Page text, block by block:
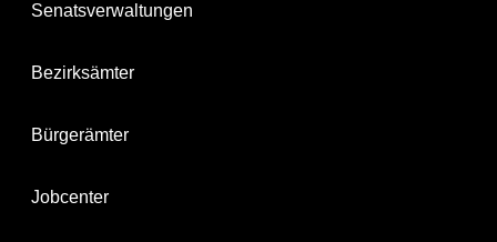
Senatsverwaltungen
Bezirksämter
Bürgerämter
Jobcenter